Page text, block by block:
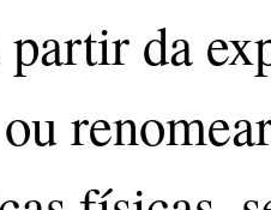
partir da